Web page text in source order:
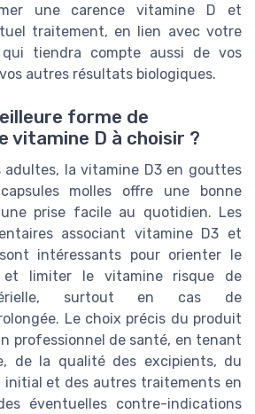
une carence vitamine D et
traitement, en lien avec votre
tiendra compte aussi de vos
autres résultats biologiques.
forme de
vitamine D à choisir ?
adultes, la vitamine D3 en gouttes
molles offre une bonne
prise facile au quotidien. Les
associant vitamine D3 et
intéressants pour orienter le
et limiter le vitamine risque de
surtout en cas de
Le choix précis du produit
professionnel de santé, en tenant
de la qualité des excipients, du
initial et des autres traitements en
éventuelles contre-indications